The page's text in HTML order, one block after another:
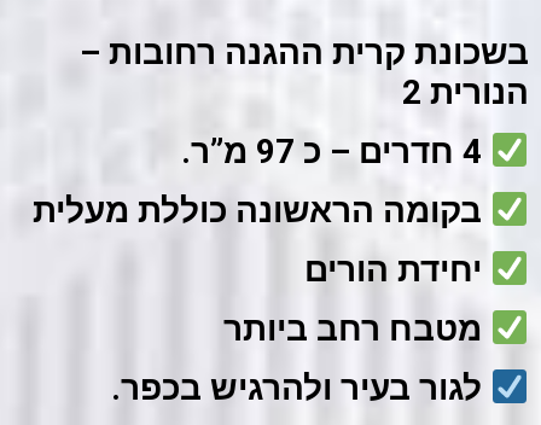
בשכונת קרית ההגנה רחובות –
הנורית 2
בקומה הראשונה כוללת מעלית
יחידת הורים
מטבח רחב ביותר
לגור בעיר ולהרגיש בכפר.